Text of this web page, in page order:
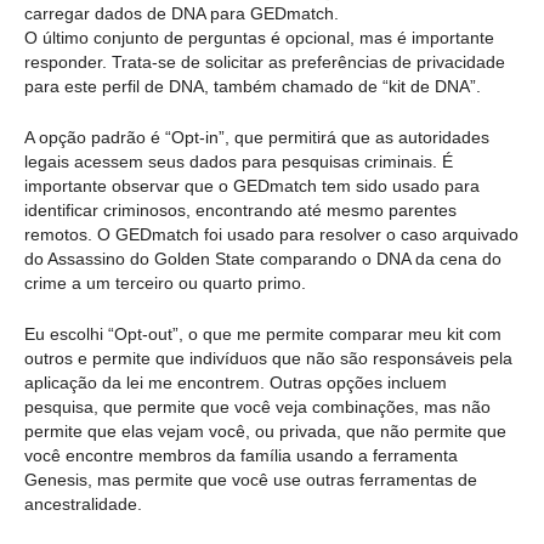
carregar dados de DNA para GEDmatch.
O último conjunto de perguntas é opcional, mas é importante
responder. Trata-se de solicitar as preferências de privacidade
para este perfil de DNA, também chamado de “kit de DNA”.
A opção padrão é “Opt-in”, que permitirá que as autoridades
legais acessem seus dados para pesquisas criminais. É
importante observar que o GEDmatch tem sido usado para
identificar criminosos, encontrando até mesmo parentes
remotos. O GEDmatch foi usado para resolver o caso arquivado
do Assassino do Golden State comparando o DNA da cena do
crime a um terceiro ou quarto primo.
Eu escolhi “Opt-out”, o que me permite comparar meu kit com
outros e permite que indivíduos que não são responsáveis pela
aplicação da lei me encontrem. Outras opções incluem
pesquisa, que permite que você veja combinações, mas não
permite que elas vejam você, ou privada, que não permite que
você encontre membros da família usando a ferramenta
Genesis, mas permite que você use outras ferramentas de
ancestralidade.